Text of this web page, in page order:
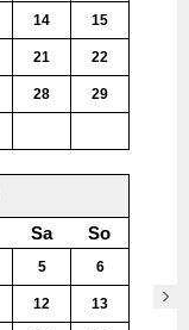
14 15
21 22
28 29
Sa So
5 6
12 13